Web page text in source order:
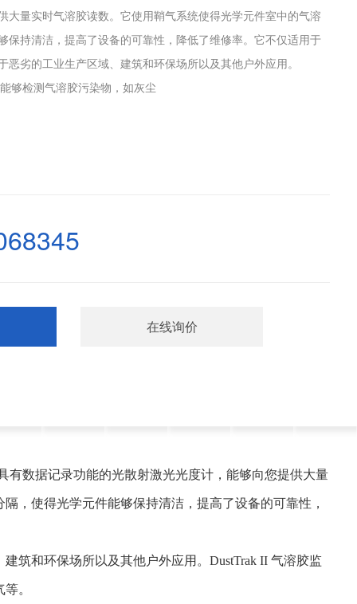
大量实时气溶胶读数。它使用鞘气系统使得光学元件室中的气溶
保持清洁，提高了设备的可靠性，降低了维修率。它不仅适用于
恶劣的工业生产区域、建筑和环保场所以及其他户外应用。
够检测气溶胶污染物，如灰尘
在线询价
有数据记录功能的光散射激光光度计，能够向您提供大量
，使得光学元件能够保持清洁，提高了设备的可靠性，
筑和环保场所以及其他户外应用。DustTrak II 气溶胶监
。